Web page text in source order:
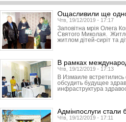
Ощасливили ще
Чтв, 19/12/2019 - 17:17
Заповітна мрія Олега
Святого Миколая.
житлом дітей-сиріт та
В рамках
Чтв, 19/12/2019 - 17:13
В Измаиле
обсудить будущее
инфраструктура
Адмінпослуги стали
Чтв, 19/12/2019 - 17:11